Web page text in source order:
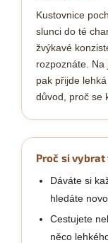
Kustovnice
slunci do té
žvýkavé
rozpoznáte. Na
pak přijde
důvod, proč se
Proč si
Dáváte si
hledáte
Cestujete
něco